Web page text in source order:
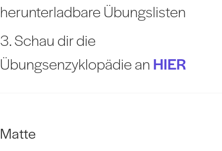
herunterladbare Übungslisten
3. Schau dir die
Übungsenzyklopädie anHIER
Matte